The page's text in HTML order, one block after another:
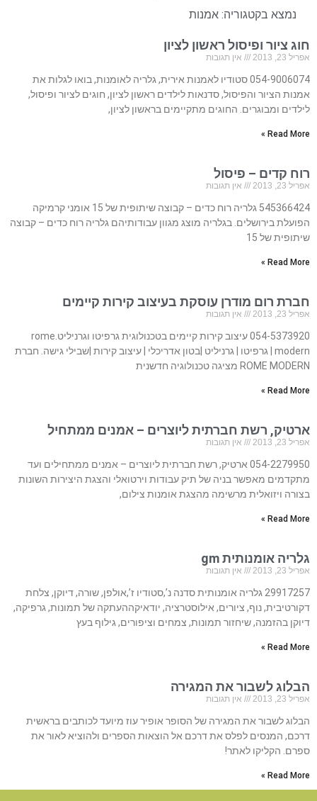
נמצא בקטגוריה: אמנות
חוג ציור ופיסול ראשון לציון
אפריל 23, 2013 אין תגובות
054-9006074 סטודיו לאמנות אירית, גלריה לאומנות, בואו לגלות את
אמנות הציור והפיסול, סדנאות לילדים ראשון לציון, חוגים לציור ופיסול,
לילדים ומבוגרים. החוגים מתקיימים בראשון לציון,
Read More »
רוח קדים – פיסול
אפריל 23, 2013 אין תגובות
545366424 גלריה רוח כדים – קבוצה שיתופית של 15 אומני קרמיקה
הפועלת בירושלים. בגלריה מוצג מגוון עבודותיהם גלריה רוח כדים – קבוצה
שיתופית של 15
Read More »
חברת רום מודרן עוסקת בעיצוב קירות קיימים
אפריל 23, 2013 אין תגובות
054-5373920 עיצוב קירות קיימים בטכנולוגית גרפיטו וגרניליט.rome
modern | גרפיטו | גרניליט |בטון אדריכלי | עיצוב קירות |שבילי גישה. חברת
ROME MODERN מציגה טכנולוגיה חדשנית
Read More »
ארטיק, רשת חברתית ליוצרים – אמנים ממתחיל
אפריל 23, 2013 אין תגובות
054-2279950 ארטיק, רשת חברתית ליוצרים – אמנים ממתחילים ועד
מתקדמים מאפשר בניה של תיק עבודות וירטואלי והצגת היצירות השונות
בצורה ויזואלית מרשימה מהצגת אומנות צילום,
Read More »
גלריה אומנותית gm
אפריל 23, 2013 אין תגובות
29917257 גלריה אומנותית סדנה נ’,סטודיו ז’,אולפן, שורה, דיוקן, צלחת
דקורטיבית, נוף, ציורים, אילוסטרציה, יודאיקההעתקה של תמונות, גרפיקה,
דיוקן בהזמנה, שיחזור תמונות, צמחים וציפורים, גילוף בעץ
Read More »
הבלוג לשבור את המגירה
אפריל 23, 2013 אין תגובות
הבלוג לשבור את המגירה של הסופר אופיר עוז מיועד לכותבים בראשית
דרכם, המנסים לפלס את דרכם אל הוצאות הספרים ולהוציא לאור את
ספרם. הקליקו לאתר!
Read More »